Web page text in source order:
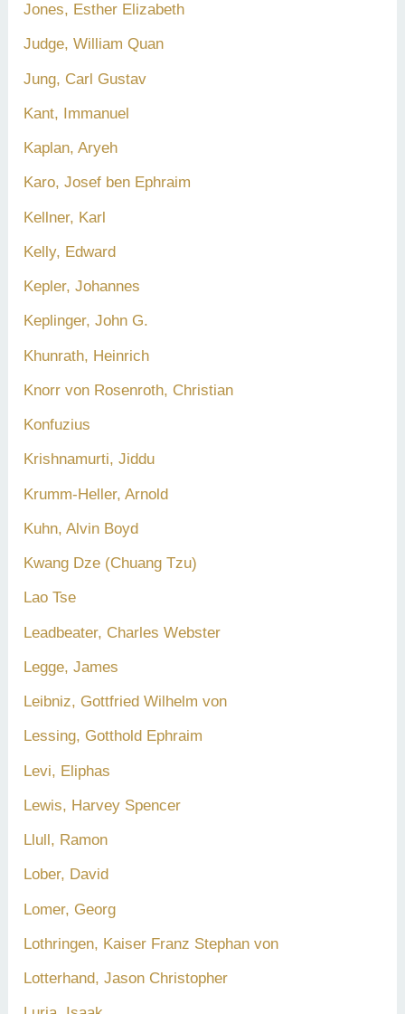
Jones, Esther Elizabeth
Judge, William Quan
Jung, Carl Gustav
Kant, Immanuel
Kaplan, Aryeh
Karo, Josef ben Ephraim
Kellner, Karl
Kelly, Edward
Kepler, Johannes
Keplinger, John G.
Khunrath, Heinrich
Knorr von Rosenroth, Christian
Konfuzius
Krishnamurti, Jiddu
Krumm-Heller, Arnold
Kuhn, Alvin Boyd
Kwang Dze (Chuang Tzu)
Lao Tse
Leadbeater, Charles Webster
Legge, James
Leibniz, Gottfried Wilhelm von
Lessing, Gotthold Ephraim
Levi, Eliphas
Lewis, Harvey Spencer
Llull, Ramon
Lober, David
Lomer, Georg
Lothringen, Kaiser Franz Stephan von
Lotterhand, Jason Christopher